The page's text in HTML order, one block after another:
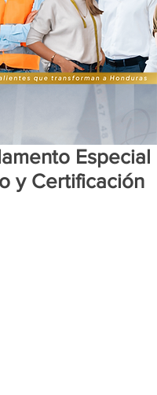
Especial
y Certificación